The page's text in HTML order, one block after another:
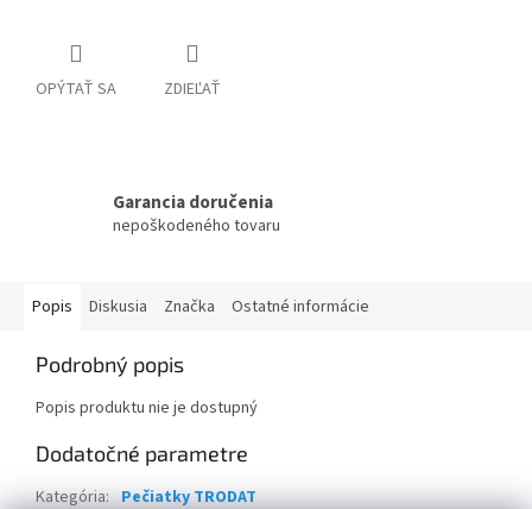
OPÝTAŤ SA ZDIEĽAŤ
Garancia doručenia
nepoškodeného tovaru
Popis Diskusia Značka Ostatné informácie
Podrobný popis
Popis produktu nie je dostupný
Dodatočné parametre
Kategória: Pečiatky TRODAT